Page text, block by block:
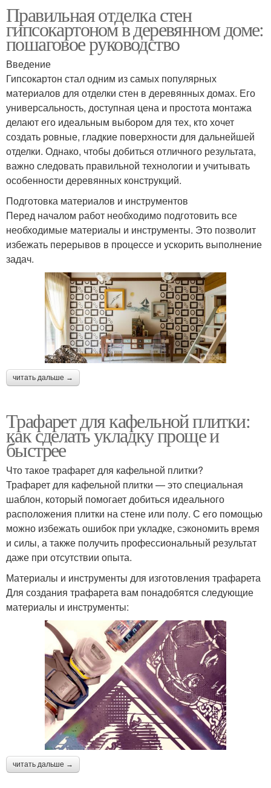
Правильная отделка стен
гипсокартоном в деревянном доме:
пошаговое руководство
Введение
Гипсокартон стал одним из самых популярных
материалов для отделки стен в деревянных домах. Его
универсальность, доступная цена и простота монтажа
делают его идеальным выбором для тех, кто хочет
создать ровные, гладкие поверхности для дальнейшей
отделки. Однако, чтобы добиться отличного результата,
важно следовать правильной технологии и учитывать
особенности деревянных конструкций.
Подготовка материалов и инструментов
Перед началом работ необходимо подготовить все
необходимые материалы и инструменты. Это позволит
избежать перерывов в процессе и ускорить выполнение
задач.
читать дальше →
Трафарет для кафельной плитки:
как сделать укладку проще и
быстрее
Что такое трафарет для кафельной плитки?
Трафарет для кафельной плитки — это специальная
шаблон, который помогает добиться идеального
расположения плитки на стене или полу. С его помощью
можно избежать ошибок при укладке, сэкономить время
и силы, а также получить профессиональный результат
даже при отсутствии опыта.
Материалы и инструменты для изготовления трафарета
Для создания трафарета вам понадобятся следующие
материалы и инструменты:
читать дальше →